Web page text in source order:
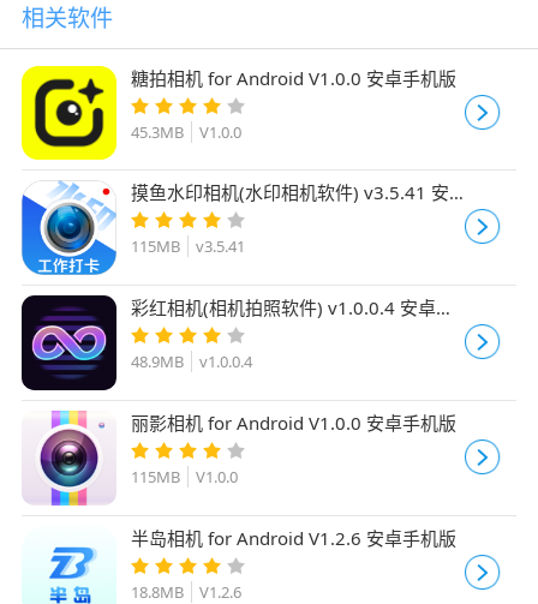
相关软件
糖拍相机 for Android V1.0.0 安卓手机版
45.3MB V1.0.0
摸鱼水印相机(水印相机软件) v3.5.41 安
卓版
115MB v3.5.41
彩红相机(相机拍照软件) v1.0.0.4 安卓手
机版
48.9MB v1.0.0.4
丽影相机 for Android V1.0.0 安卓手机版
115MB V1.0.0
半岛相机 for Android V1.2.6 安卓手机版
18.8MB V1.2.6